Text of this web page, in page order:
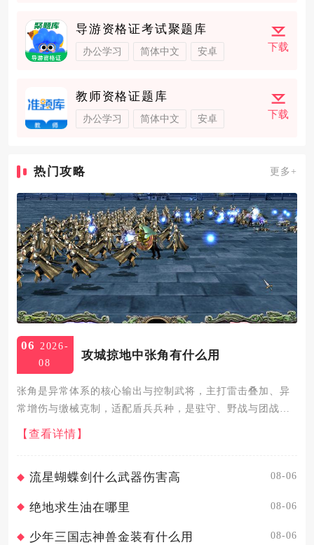
导游资格证考试聚题库
办公学习 简体中文 安卓 下载
教师资格证题库
办公学习 简体中文 安卓 下载
热门攻略 更多+
06 2026-
08
攻城掠地中张角有什么用
张角是异常体系的核心输出与控制武将，主打雷击叠加、异
常增伤与缴械克制，适配盾兵兵种，是驻守、野战与团战的
强力中坚，尤其克制普攻型阵容。张角的核心作用围绕技能
机制展开，主动技能“黄天当立”以自身为中心召唤雷电，造
【查看详情】
流星蝴蝶剑什么武器伤害高 08-06
绝地求生油在哪里 08-06
少年三国志神兽金装有什么用 08-06